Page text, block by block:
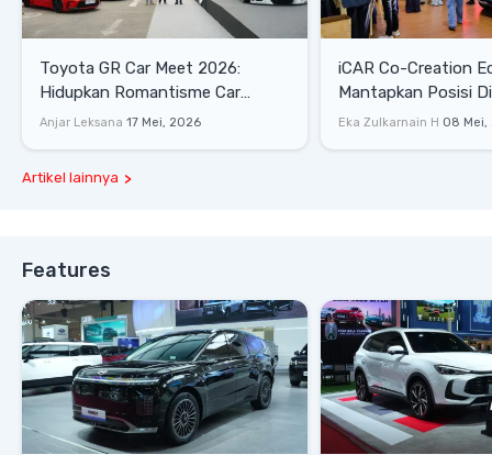
Toyota GR Car Meet 2026:
Hidupkan Romantisme Car
Culture Era 90-an
Anjar Leksana 17 Mei, 2026
iCAR Co-Creation
Mantapkan Posisi
Gaya Hidup
Eka Zulkarnain H 08 Mei,
Artikel lainnya
Features